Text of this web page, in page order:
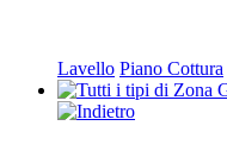
Lavello Piano Cottura